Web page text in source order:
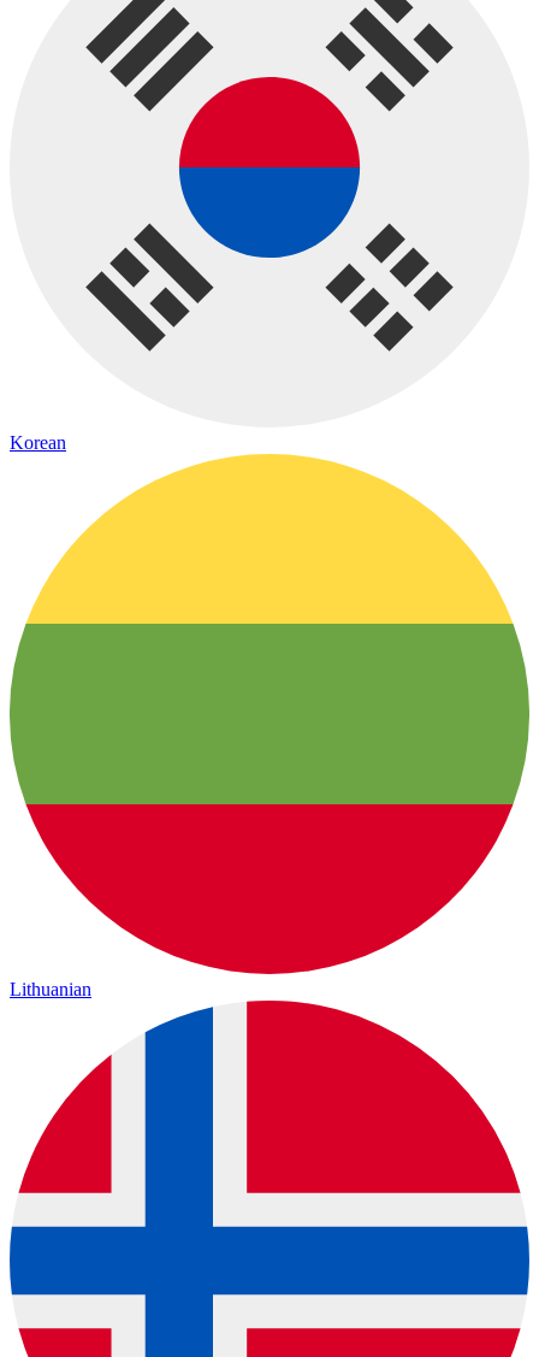
Korean
Lithuanian